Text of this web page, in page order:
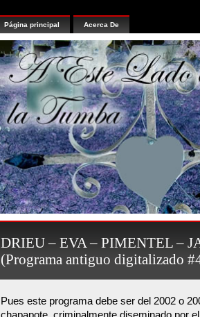
Página principal Acerca De
DRIEU – EVA – PIMENTEL –
(Programa antiguo digitalizado
Pues este programa debe ser del 2002 o
chapapote, criminalmente diseminado por